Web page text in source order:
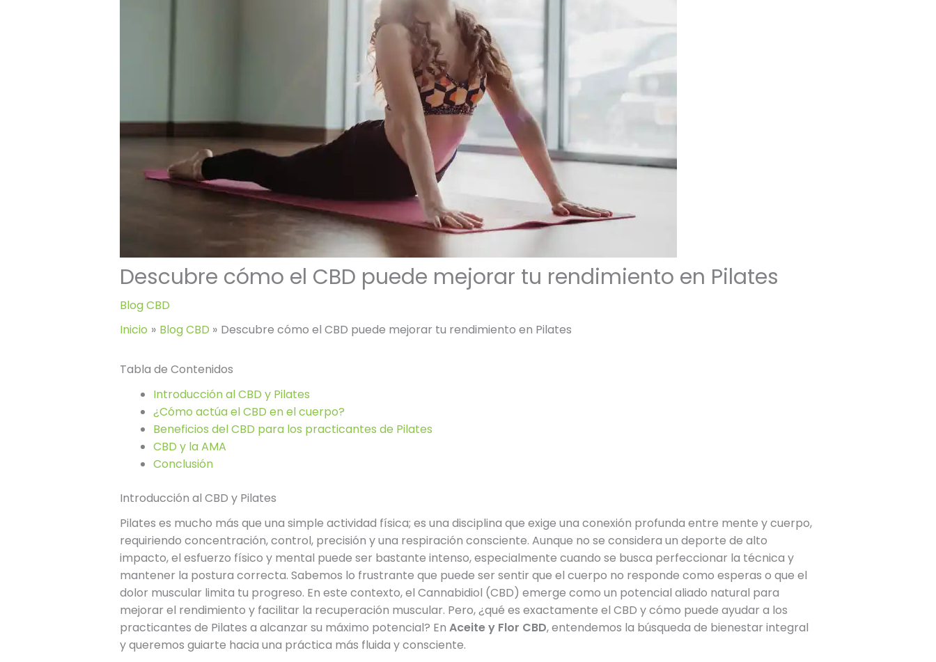
Descubre cómo el CBD puede mejorar tu rendimiento en Pilates
Blog CBD
Inicio
Blog CBD Descubre cómo el CBD puede mejorar tu rendimiento en Pilates
Tabla de Contenidos
Introducción al CBD y Pilates
¿Cómo actúa el CBD en el cuerpo?
Beneficios del CBD para los practicantes de Pilates
CBD y la AMA
Conclusión
Introducción al CBD y Pilates
Pilates es mucho más que una simple actividad física; es una disciplina que exige una conexión profunda entre mente y cuerpo,
requiriendo concentración, control, precisión y una respiración consciente. Aunque no se considera un deporte de alto
impacto, el esfuerzo físico y mental puede ser bastante intenso, especialmente cuando se busca perfeccionar la técnica y
mantener la postura correcta. Sabemos lo frustrante que puede ser sentir que el cuerpo no responde como esperas o que el
dolor muscular limita tu progreso. En este contexto, el Cannabidiol (CBD) emerge como un potencial aliado natural para
mejorar el rendimiento y facilitar la recuperación muscular. Pero, ¿qué es exactamente el CBD y cómo puede ayudar a los
practicantes de Pilates a alcanzar su máximo potencial? En Aceite y Flor CBD, entendemos la búsqueda de bienestar integral
y queremos guiarte hacia una práctica más fluida y consciente.